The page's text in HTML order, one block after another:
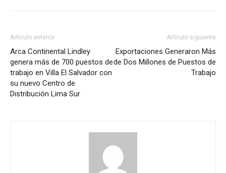
Artículo anterior
Arca Continental Lindley
genera más de 700 puestos de
trabajo en Villa El Salvador con
su nuevo Centro de
Distribución Lima Sur
Artículo siguiente
Exportaciones Generaron Más
de Dos Millones de Puestos de
Trabajo